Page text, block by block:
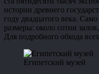
истории древнего
году двадцатого века.
размеры: около сотни
Для подробного обхода
Египетский музей